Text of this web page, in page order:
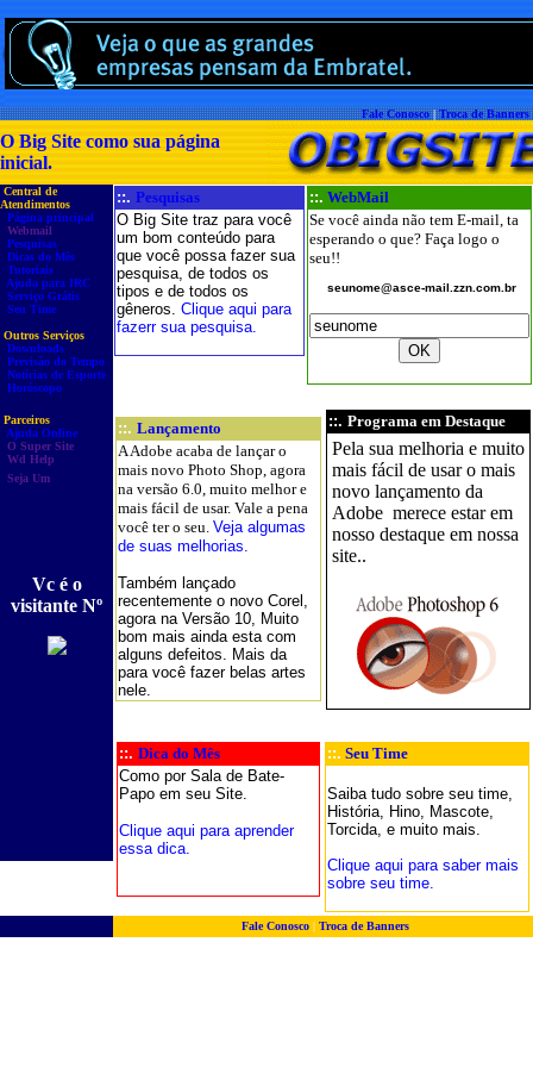
Fale Conosco|Troca de Banners
O Big Site como sua página
inicial.
Central de
Atendimentos
Página principal
Webmail
Pesquisas
Dicas do Mês
Tutoriais
Ajuda para IRC
Serviço Grátis
Seu Time
Outros Serviços
Downloads
Previsão do Tempo
Notícias de Esporte
Horóscopo
Parceiros
Ajuda Online
O Super Site
Wd Help
Seja Um
Vc é o
visitante Nº
::. Pesquisas
O Big Site traz para você
um bom conteúdo para
que você possa fazer sua
pesquisa, de todos os
tipos e de todos os
gêneros. Clique aqui para
fazerr sua pesquisa.
::. WebMail
Se você ainda não tem E-mail, ta
esperando o que? Faça logo o
seu!!
seunome@asce-mail.zzn.com.br
::. Lançamento
A Adobe acaba de lançar o
mais novo Photo Shop, agora
na versão 6.0, muito melhor e
mais fácil de usar. Vale a pena
você ter o seu. Veja algumas
de suas melhorias.
Também lançado
recentemente o novo Corel,
agora na Versão 10, Muito
bom mais ainda esta com
alguns defeitos. Mais da
para você fazer belas artes
nele.
::. Programa em Destaque
Pela sua melhoria e muito
mais fácil de usar o mais
novo lançamento da
Adobe merece estar em
nosso destaque em nossa
site..
::. Dica do Mês
Como por Sala de Bate-
Papo em seu Site.
Clique aqui para aprender
essa dica.
::. Seu Time
Saiba tudo sobre seu time,
História, Hino, Mascote,
Torcida, e muito mais.
Clique aqui para saber mais
sobre seu time.
Fale Conosco| Troca de Banners